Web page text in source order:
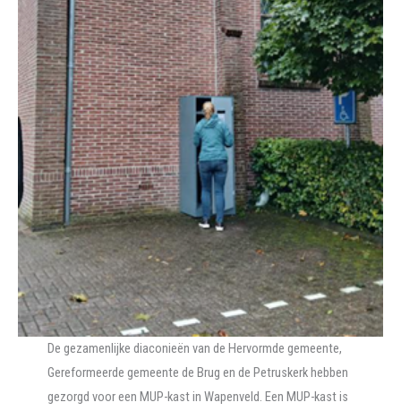
De gezamenlijke diaconieën van de Hervormde gemeente,
Gereformeerde gemeente de Brug en de Petruskerk hebben
gezorgd voor een MUP-kast in Wapenveld. Een MUP-kast is